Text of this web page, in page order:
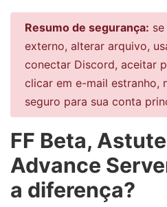
Resumo de segurança:
externo, alterar arquivo,
conectar Discord, aceitar
clicar em e-mail estranho,
seguro para sua conta
FF Beta,
Advance
a diferença?